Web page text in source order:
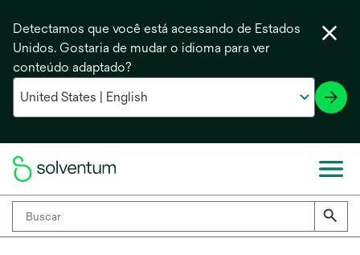
Detectamos que você está acessando de Estados
Unidos. Gostaria de mudar o idioma para ver
conteúdo adaptado?